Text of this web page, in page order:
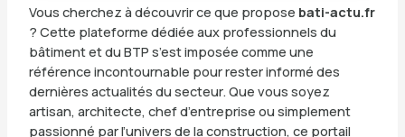
Vous cherchez à découvrir ce que propose bati-actu.fr
? Cette plateforme dédiée aux professionnels du
bâtiment et du BTP s’est imposée comme une
référence incontournable pour rester informé des
dernières actualités du secteur. Que vous soyez
artisan, architecte, chef d’entreprise ou simplement
passionné par l’univers de la construction, ce portail